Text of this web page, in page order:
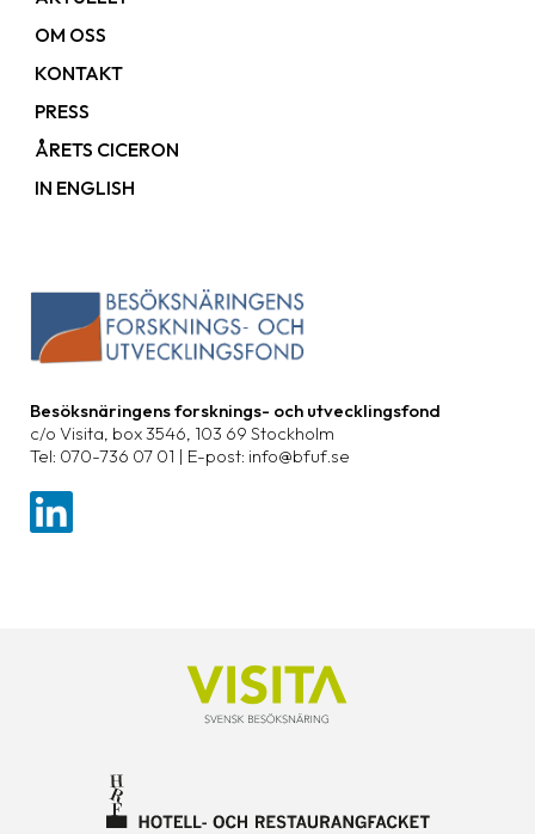
Besöksnäringens forsknings- och utvecklingsfond
c/o Visita, box 3546, 103 69 Stockholm
Tel: 070-736 07 01 | E-post: info@bfuf.se
OM OSS
KONTAKT
PRESS
ÅRETS CICERON
IN ENGLISH